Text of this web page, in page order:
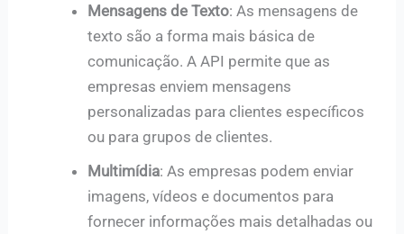
Mensagens de Texto: As mensagens de
texto são a forma mais básica de
comunicação. A API permite que as
empresas enviem mensagens
personalizadas para clientes específicos
ou para grupos de clientes.
Multimídia: As empresas podem enviar
imagens, vídeos e documentos para
fornecer informações mais detalhadas ou